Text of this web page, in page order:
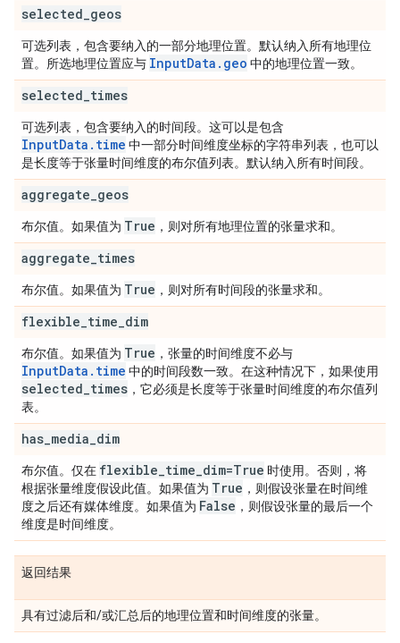
selected geos
可选列表，包含要纳入的一部分地理位置。默认纳入所有地理位
置。所选地理位置应与 InputData.geo 中的地理位置一致。
selected times
可选列表，包含要纳入的时间段。这可以是包含
InputData.time 中一部分时间维度坐标的字符串列表，也可以
是长度等于张量时间维度的布尔值列表。默认纳入所有时间段。
aggregate geos
布尔值。如果值为 True ，则对所有地理位置的张量求和。
aggregate times
布尔值。如果值为 True ，则对所有时间段的张量求和。
flexible time dim
布尔值。如果值为 True ，张量的时间维度不必与
InputData.time 中的时间段数一致。在这种情况下，如果使用
selected times ，它必须是长度等于张量时间维度的布尔值列
表。
has media dim
布尔值。仅在 flexible time dim=True 时使用。否则，将
根据张量维度假设此值。如果值为 True ，则假设张量在时间维
度之后还有媒体维度。如果值为 False ，则假设张量的最后一个
维度是时间维度。
返回结果
具有过滤后和/或汇总后的地理位置和时间维度的张量。